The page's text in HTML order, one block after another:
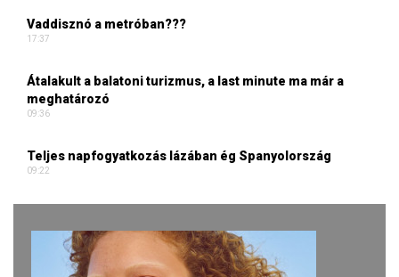
Vaddisznó a metróban???
17:37
Átalakult a balatoni turizmus, a last minute ma már a
meghatározó
09:36
Teljes napfogyatkozás lázában ég Spanyolország
09:22